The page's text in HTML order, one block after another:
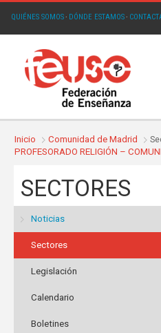
QUIÉNES SOMOS· DÓNDE ESTAMOS·
Inicio Comunidad de Madrid
PROFESORADO RELIGIÓN –
SECTORES
Noticias
Sectores
Legislación
Calendario
Boletines